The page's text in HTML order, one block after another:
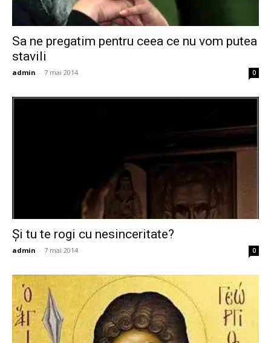
Sa ne pregatim pentru ceea ce nu vom putea
stavili
admin - 7 mai 2014 0
Şi tu te rogi cu nesinceritate?
admin - 7 mai 2014 0